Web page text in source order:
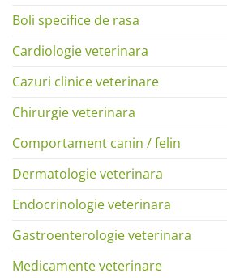
Boli specifice de rasa
Cardiologie veterinara
Cazuri clinice veterinare
Chirurgie veterinara
Comportament canin / felin
Dermatologie veterinara
Endocrinologie veterinara
Gastroenterologie veterinara
Medicamente veterinare